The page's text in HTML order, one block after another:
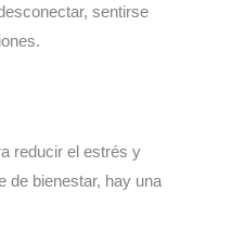
sentirse
reducir el estrés y
de bienestar, hay una